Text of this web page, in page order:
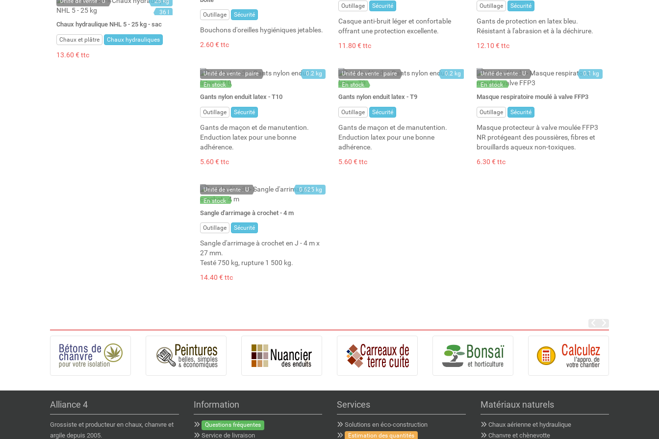
36 l
Chaux hydraulique NHL 5 - 25 kg - sac
Chaux et plâtre Chaux hydrauliques
13.60 € ttc
Outillage Sécurité
Bouchons d'oreilles hygiéniques jetables.
2.60 € ttc
Outillage Sécurité
Casque anti-bruit léger et confortable
offrant une protection excellente.
11.80 € ttc
Outillage Sécurité
Gants de protection en latex bleu.
Résistant à l'abrasion et à la déchirure.
12.10 € ttc
Unité de vente : paire
En stock
Stock : 10
0.2 kg
Gants nylon enduit latex - T10
Outillage Sécurité
Gants de maçon et de manutention.
Enduction latex pour une bonne
adhérence.
5.60 € ttc
Unité de vente : paire
En stock
Stock : 19
0.2 kg
Gants nylon enduit latex - T9
Outillage Sécurité
Gants de maçon et de manutention.
Enduction latex pour une bonne
adhérence.
5.60 € ttc
Unité de vente : U
En stock
Stock : 57
0.1 kg
Masque respiratoire moulé à valve FFP3
Outillage Sécurité
Masque protecteur à valve moulée FFP3
NR protégeant des poussières, fibres et
brouillards aqueux non-toxiques.
6.30 € ttc
Unité de vente : U
En stock
Stock : 3
0.625 kg
Sangle d'arrimage à crochet - 4 m
Outillage Sécurité
Sangle d'arrimage à crochet en J - 4 m x
27 mm.
Testé 750 kg, rupture 1 500 kg.
14.40 € ttc
Alliance 4
Grossiste et producteur en chaux, chanvre et
argile depuis 2005.
Information
Questions fréquentes
Service de livraison
Services
Solutions en éco-construction
Estimation des quantités
Matériaux naturels
Chaux aérienne et hydraulique
Chanvre et chènevotte